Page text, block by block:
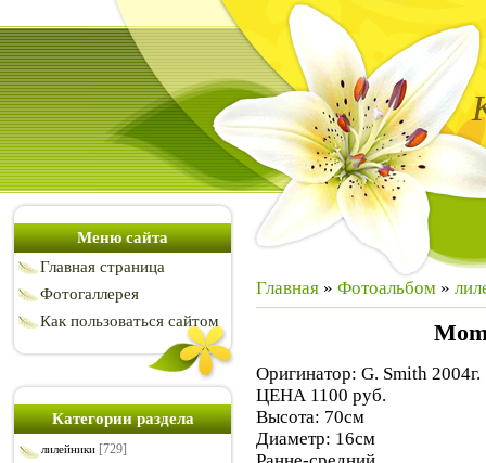
Меню сайта
Главная страница
Фотогаллерея
Как пользоваться сайтом
Категории раздела
лилейники [729]
Главная » Фотоальбом »
Оригинатор: G. Smith 2004г.
ЦЕНА 1100 руб.
Высота: 70см
Диаметр: 16см